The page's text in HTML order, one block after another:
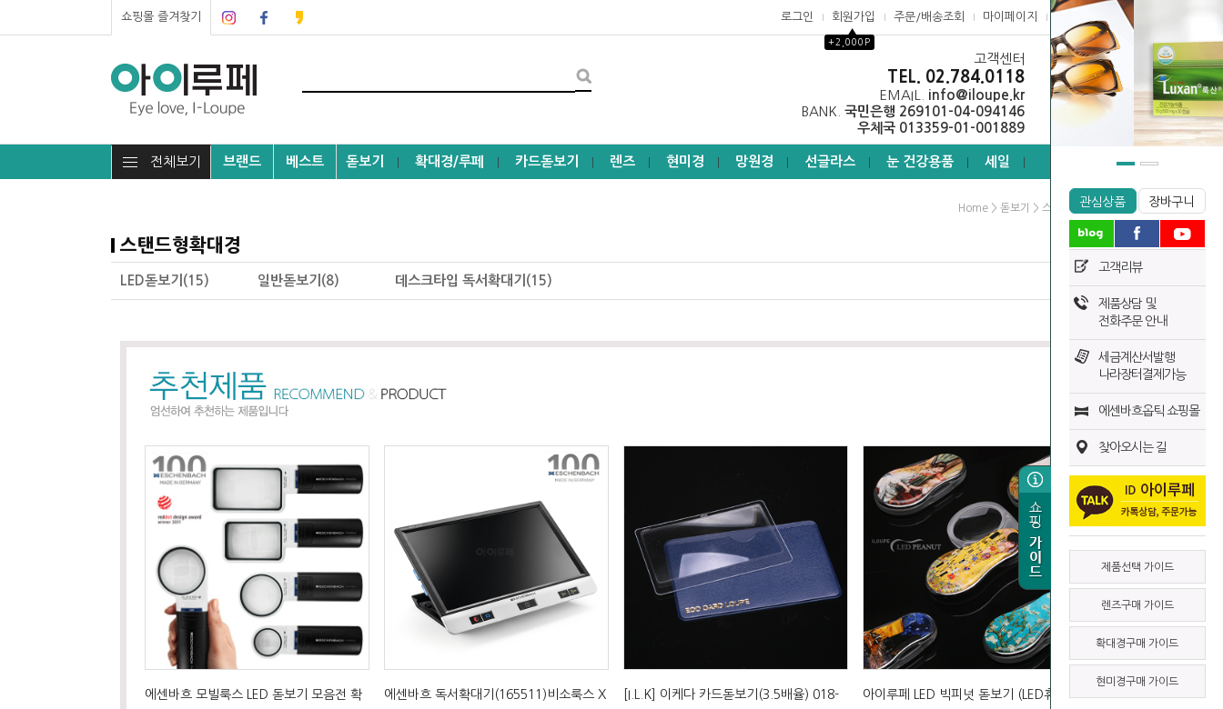
관심상품 장바구니
고객리뷰
제품상담 및
전화주문 안내
세금계산서발행
나라장터결제가능
에센바흐옵틱 쇼핑몰
찾아오시는 길
제품선택 가이드
렌즈구매 가이드
확대경구매 가이드
현미경구매 가이드
쇼핑몰 즐겨찾기 로그인 회원가입
▲
+2,000P
주문/배송조회 마이페이지 고객센터
고객센터
TEL. 02.784.0118
EMAIL. info@iloupe.kr
BANK. 국민은행 269101-04-094146
우체국 013359-01-001889
0
전체보기 브랜드 베스트 돋보기 확대경/루페 카드돋보기 렌즈 현미경 망원경 선글라스 눈 건강용품 세일
Home > 돋보기 > 스탠드형확대경
스탠드형확대경
LED돋보기(15) 일반돋보기(8) 데스크타입 독서확대기(15)
에센바흐 모빌룩스 LED 돋보기 모음전 확
에센바흐 독서확대기(165511)비소룩스 X
[I.L.K] 이케다 카드돋보기(3.5배율) 018-
아이루페 LED 빅피넛 돋보기 (LED휴대용